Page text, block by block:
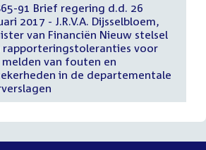
91 Brief regering d.d. 26
2017 - J.R.V.A. Dijsselbloem,
van Financiën Nieuw stelsel
rapporteringstoleranties voor
van fouten en
in de departementale